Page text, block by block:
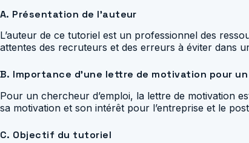
A. Présentation de l’auteur
L’auteur de ce tutoriel est un professionnel des
attentes des recruteurs et des erreurs à éviter dans
B. Importance d’une lettre de motivation pour
Pour un chercheur d’emploi, la lettre de motivation
sa motivation et son intérêt pour l’entreprise et le
C. Objectif du tutoriel